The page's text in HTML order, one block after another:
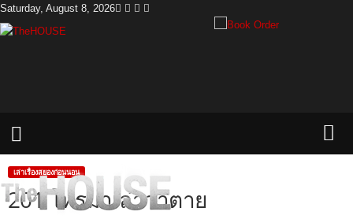
Saturday, August 8, 2026
เล่าเรื่องสยองก่อนนอน
201 โทรมาเล่าว่าตาย